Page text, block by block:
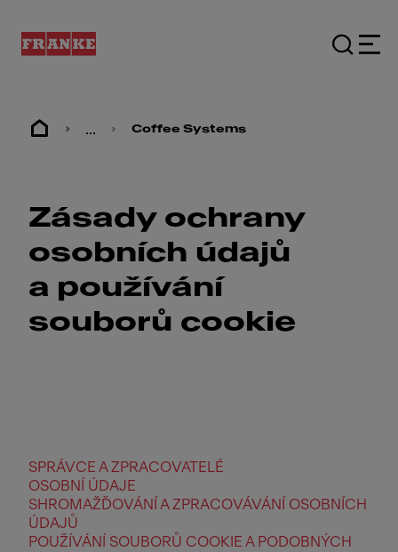
... Coffee Systems
Zásady ochrany
osobních údajů
a používání
souborů cookie
SPRÁVCE A ZPRACOVATELÉ
OSOBNÍ ÚDAJE
SHROMAŽĎOVÁNÍ A ZPRACOVÁVÁNÍ OSOBNÍCH
ÚDAJŮ
POUŽÍVÁNÍ SOUBORŮ COOKIE A PODOBNÝCH